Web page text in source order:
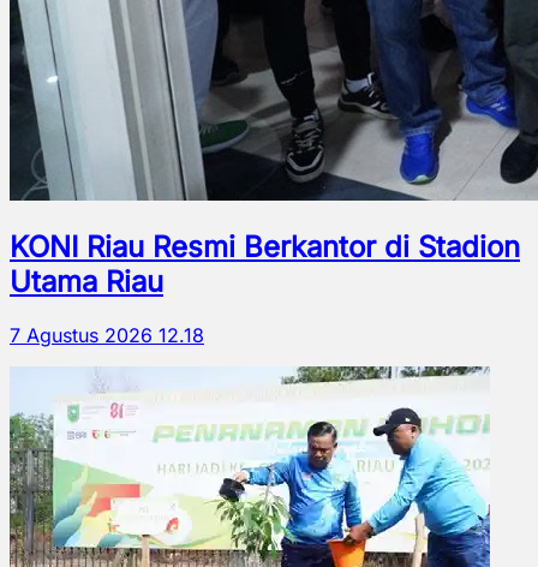
KONI Riau Resmi Berkantor di Stadion
Utama Riau
7 Agustus 2026 12.18